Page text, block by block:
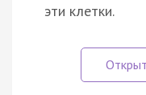
эти клетки.